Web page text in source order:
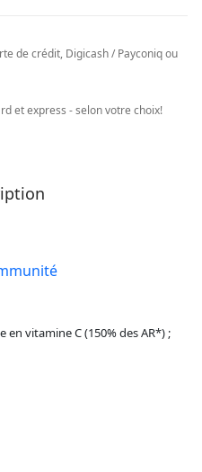
de crédit, Digicash / Payconiq ou
et express - selon votre choix!
vitamine C (150% des AR*) ;